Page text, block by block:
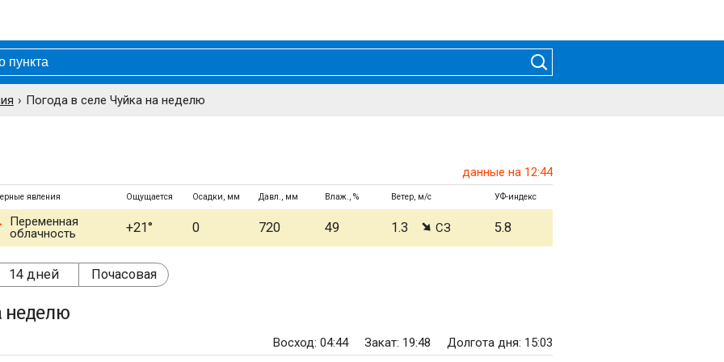
Погода в селе Чуйка на неделю
данные на 12:44
явления Ощущается Осадки, мм Давл., мм Влаж., % Ветер, м/с УФ-индекс
Переменная
облачность
+21° 0 720 49 1.3 СЗ 5.8
14 дней Почасовая
неделю
Восход: 04:44 Закат: 19:48 Долгота дня: 15:03